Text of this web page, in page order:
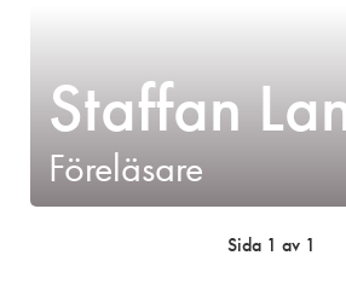
Staffan
Föreläsare
Sida 1 av 1